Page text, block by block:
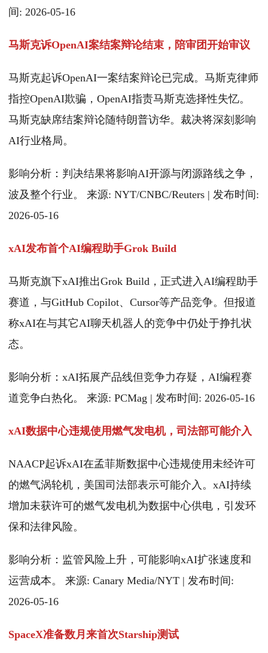
间: 2026-05-16
马斯克诉OpenAI案结案辩论结束，陪审团开始审议
马斯克起诉OpenAI一案结案辩论已完成。马斯克律师
指控OpenAI欺骗，OpenAI指责马斯克选择性失忆。
马斯克缺席结案辩论随特朗普访华。裁决将深刻影响
AI行业格局。
影响分析：判决结果将影响AI开源与闭源路线之争，
波及整个行业。 来源: NYT/CNBC/Reuters | 发布时间:
2026-05-16
xAI发布首个AI编程助手Grok Build
马斯克旗下xAI推出Grok Build，正式进入AI编程助手
赛道，与GitHub Copilot、Cursor等产品竞争。但报道
称xAI在与其它AI聊天机器人的竞争中仍处于挣扎状
态。
影响分析：xAI拓展产品线但竞争力存疑，AI编程赛
道竞争白热化。 来源: PCMag | 发布时间: 2026-05-16
xAI数据中心违规使用燃气发电机，司法部可能介入
NAACP起诉xAI在孟菲斯数据中心违规使用未经许可
的燃气涡轮机，美国司法部表示可能介入。xAI持续
增加未获许可的燃气发电机为数据中心供电，引发环
保和法律风险。
影响分析：监管风险上升，可能影响xAI扩张速度和
运营成本。 来源: Canary Media/NYT | 发布时间:
2026-05-16
SpaceX准备数月来首次Starship测试